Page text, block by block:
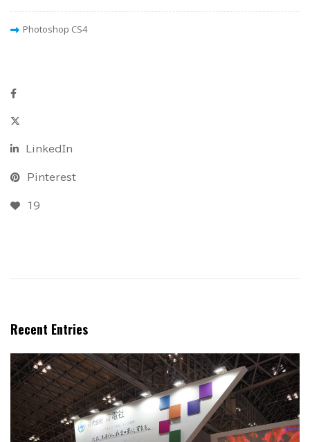
Photoshop CS4
LinkedIn
Pinterest
19
Recent Entries